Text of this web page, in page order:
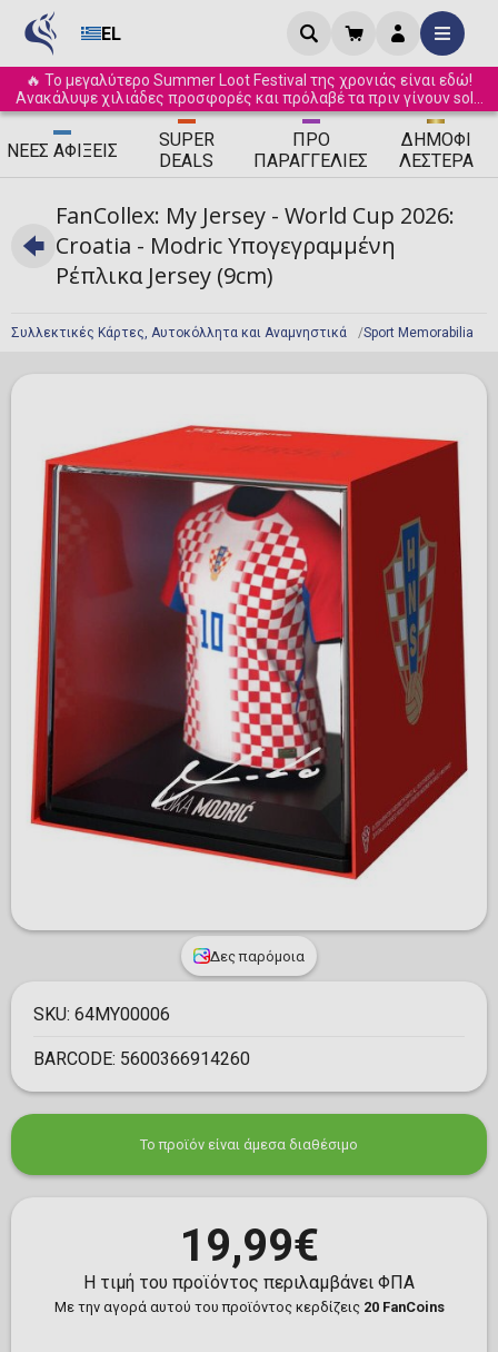
EL
🔥 Το μεγαλύτερο Summer Loot Festival της χρονιάς είναι εδώ!
Ανακάλυψε χιλιάδες προσφορές και πρόλαβέ τα πριν γίνουν sold
out! ☀️
ΝΈΕΣ ΑΦΊΞΕΙΣ
SUPER
DEALS
ΠΡΟ
ΠΑΡΑΓΓΕΛΊΕΣ
ΔΗΜΟΦΙ
ΛΈΣΤΕΡΑ
Συλλεκτικές Κάρτες, Αυτοκόλλητα και Αναμνηστικά Sport Memorabilia
FanCollex: My Jersey - World Cup 2026:
Croatia - Modric Υπογεγραμμένη
Ρέπλικα Jersey (9cm)
Δες παρόμοια
SKU: 64MY00006
BARCODE: 5600366914260
Το προϊόν είναι άμεσα διαθέσιμο
19,99€
Η τιμή του προϊόντος περιλαμβάνει ΦΠΑ
Με την αγορά αυτού του προϊόντος κερδίζεις 20 FanCoins